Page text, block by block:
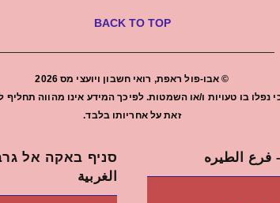
BACK TO TOP
© אבו-פול ראפת, רואי חשבון ויועצי מס2026
נפלו בו טעויות ו/או השמטות. לפיכך המידע אינו מהווה
זאת על אחריותו בלבד.
فرع الطيره
סניף באקה אל
الغربية